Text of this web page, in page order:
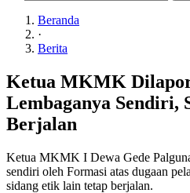
Beranda
·
Berita
Ketua MKMK
Lembaganya Sendiri,
Berjalan
Ketua MKMK I Dewa Gede
sendiri oleh Formasi atas dugaan
sidang etik lain tetap berjalan.